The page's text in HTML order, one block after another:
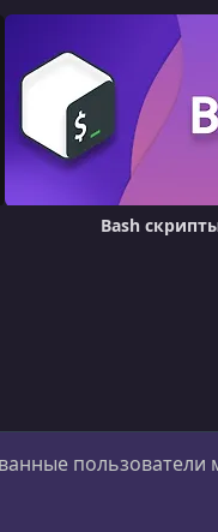
Bash